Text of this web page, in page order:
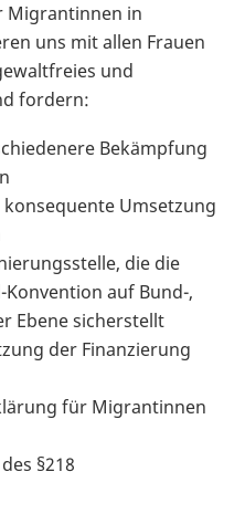
Migrantinnen in
uns mit allen Frauen
und
fordern:
Bekämpfung
Umsetzung
die die
auf Bund-,
Ebene sicherstellt
der Finanzierung
für Migrantinnen
§218